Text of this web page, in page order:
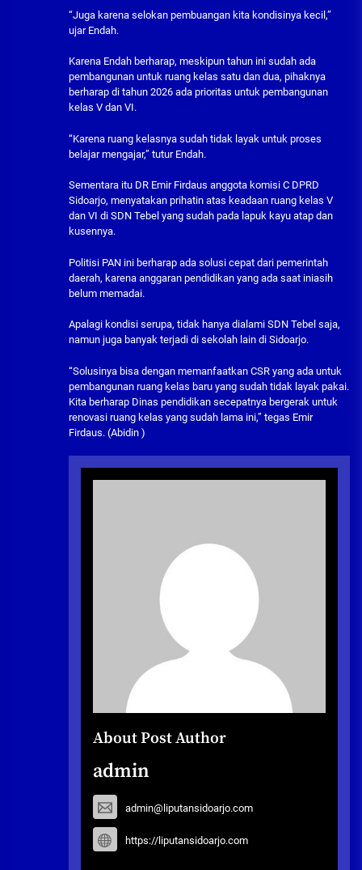
“Juga karena selokan pembuangan kita kondisinya kecil,”
ujar Endah.
Karena Endah berharap, meskipun tahun ini sudah ada
pembangunan untuk ruang kelas satu dan dua, pihaknya
berharap di tahun 2026 ada prioritas untuk pembangunan
kelas V dan VI.
“Karena ruang kelasnya sudah tidak layak untuk proses
belajar mengajar,” tutur Endah.
Sementara itu DR Emir Firdaus anggota komisi C DPRD
Sidoarjo, menyatakan prihatin atas keadaan ruang kelas V
dan VI di SDN Tebel yang sudah pada lapuk kayu atap dan
kusennya.
Politisi PAN ini berharap ada solusi cepat dari pemerintah
daerah, karena anggaran pendidikan yang ada saat iniasih
belum memadai.
Apalagi kondisi serupa, tidak hanya dialami SDN Tebel saja,
namun juga banyak terjadi di sekolah lain di Sidoarjo.
“Solusinya bisa dengan memanfaatkan CSR yang ada untuk
pembangunan ruang kelas baru yang sudah tidak layak pakai.
Kita berharap Dinas pendidikan secepatnya bergerak untuk
renovasi ruang kelas yang sudah lama ini,” tegas Emir
Firdaus. (Abidin )
About Post Author
admin
admin@liputansidoarjo.com
https://liputansidoarjo.com